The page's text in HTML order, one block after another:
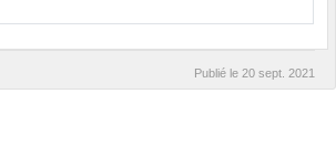
Publié le 20 sept. 2021